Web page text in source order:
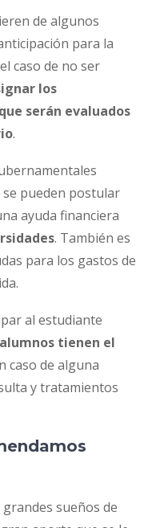
de algunos
para la
caso de no ser
los
serán evaluados
.
pueden postular
ayuda financiera
. También es
para los gastos de
al estudiante
tienen el
caso de alguna
y tratamientos
sueños de